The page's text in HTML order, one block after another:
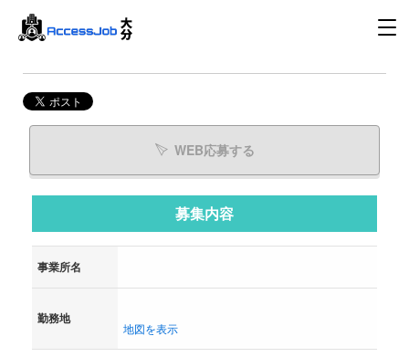
WEB応募する
募集内容
事業所名
勤務地
地図を表示